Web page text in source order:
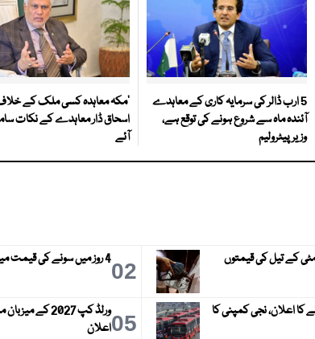
5 ارب ڈالر کی سرمایہ کاری کے معاہدے
آئندہ ماہ سے شروع ہونے کی توقع ہے،
وزیر پیٹرولیم
‘مکہ معاہدہ کسی ملک کے خلاف
اسحاق ڈار معاہدے کے نکات
آئے
مٹی کے تیل کی قیمتوں
024 روز میں سونے کی قیمت میں بڑا اضافہ
بند کرنے کا اعلان، نجی کمپنی کا
05
ورلڈ کپ 2027
اعلان